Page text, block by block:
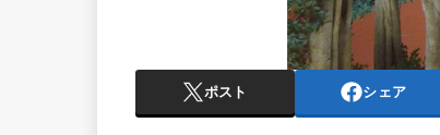
ポスト シェア